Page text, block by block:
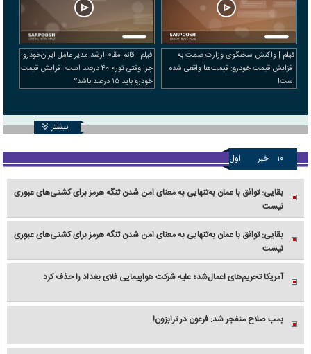
فیلم | واکنش سخنگوی وزارت صمت به
افزایش قیمت خودرو: قیمت‌ها واقعی شده
است!
فیلم | قائم‌ مقام ارشد مدیر عامل ایران‌خودرو:
چرا وقتی تورم ۴۰ درصد است افزایش قیمت
خودرو باید ۱۵ درصد باشد؟
بیشتر
۱۰ خبر اول
بقایی: توافق با عمان به‌تنهایی به معنای امن شدن تنگه هرمز برای کشتی‌های عبوری
نیست
بقایی: توافق با عمان به‌تنهایی به معنای امن شدن تنگه هرمز برای کشتی‌های عبوری
نیست
آمریکا تحریم‌های اعمال‌شده علیه شرکت هواپیمایی فلای بغداد را حذف کرد
بمب صلاح منفجر شد: فرعون در ترابزون!